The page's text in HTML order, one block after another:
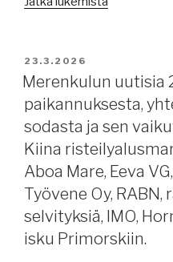
turvallisesta
satamasta,
Venäjän
LNG-
aluksista,
Meriaura,
Hormuzin
salmi,
JULKAISTU
23.3.2026
Merenkulun uutisia
paikannuksesta,
sodasta ja sen
Kiina
Aboa Mare, Eeva
Työvene Oy, RABN,
selvityksiä, IMO,
isku Primorskiin.